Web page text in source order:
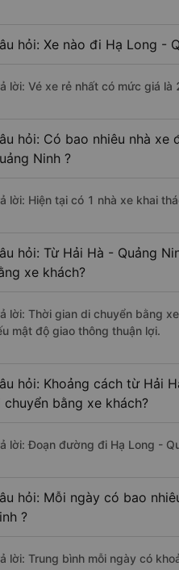
hỏi: Xe nào đi Hạ Long -
lời: Vé xe rẻ nhất có mức giá
hỏi: Có bao nhiêu nhà
Ninh ?
lời: Hiện tại có 1 nhà xe khai
hỏi: Từ Hải Hà - Quảng
xe khách?
lời: Thời gian di chuyển bằng
mật độ giao thông thuận lợi.
hỏi: Khoảng cách từ Hải
chuyển bằng xe khách?
lời: Đoạn đường đi Hạ Long -
hỏi: Mỗi ngày có bao
?
lời: Trung bình mỗi ngày có